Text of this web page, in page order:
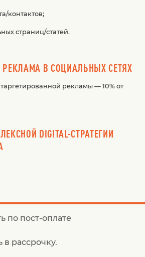
контактов;
страниц/статей.
РЕКЛАМА В СОЦИАЛЬНЫХ СЕТЯХ
рекламы — 10% от
DIGITAL-СТРАТЕГИИ
по пост-оплате
в рассрочку.